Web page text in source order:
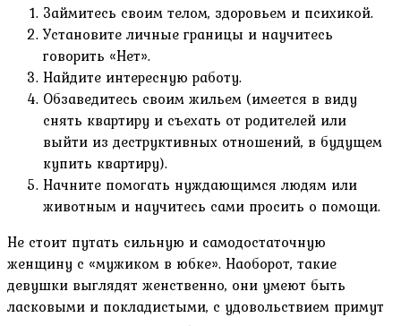
Займитесь своим телом, здоровьем и психикой.
Установите личные границы и научитесь
говорить «Нет».
Найдите интересную работу.
Обзаведитесь своим жильем (имеется в виду
снять квартиру и съехать от родителей или
выйти из деструктивных отношений, в будущем
купить квартиру).
Начните помогать нуждающимся людям или
животным и научитесь сами просить о помощи.
Не стоит путать сильную и самодостаточную
женщину с «мужиком в юбке». Наоборот, такие
девушки выглядят женственно, они умеют быть
ласковыми и покладистыми, с удовольствием примут